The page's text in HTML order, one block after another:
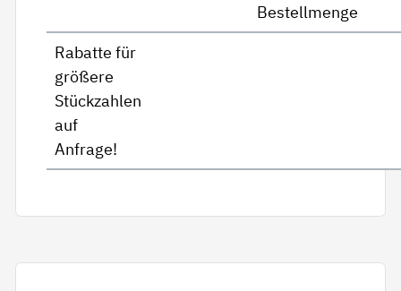
Bestellmenge
Rabatte für
größere
Stückzahlen
auf
Anfrage!